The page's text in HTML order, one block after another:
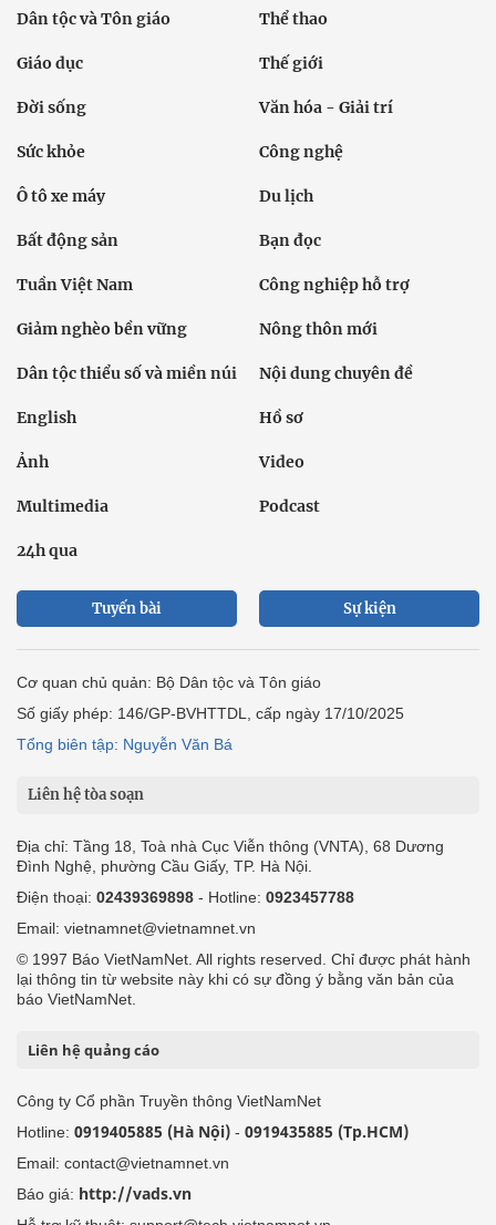
Dân tộc và Tôn giáo Thể thao
Giáo dục Thế giới
Đời sống Văn hóa - Giải trí
Sức khỏe Công nghệ
Ô tô xe máy Du lịch
Bất động sản Bạn đọc
Tuần Việt Nam Công nghiệp hỗ trợ
Giảm nghèo bền vững Nông thôn mới
Dân tộc thiểu số và miền núi Nội dung chuyên đề
English Hồ sơ
Ảnh Video
Multimedia Podcast
24h qua
Tuyến bài Sự kiện
Cơ quan chủ quản: Bộ Dân tộc và Tôn giáo
Số giấy phép: 146/GP-BVHTTDL, cấp ngày 17/10/2025
Tổng biên tập: Nguyễn Văn Bá
Liên hệ tòa soạn
Địa chỉ: Tầng 18, Toà nhà Cục Viễn thông (VNTA), 68 Dương
Đình Nghệ, phường Cầu Giấy, TP. Hà Nội.
Điện thoại: 02439369898 - Hotline: 0923457788
Email: vietnamnet@vietnamnet.vn
© 1997 Báo VietNamNet. All rights reserved. Chỉ được phát hành
lại thông tin từ website này khi có sự đồng ý bằng văn bản của
báo VietNamNet.
Liên hệ quảng cáo
Công ty Cổ phần Truyền thông VietNamNet
Hotline: 0919405885 (Hà Nội) - 0919435885 (Tp.HCM)
Email: contact@vietnamnet.vn
Báo giá: http://vads.vn